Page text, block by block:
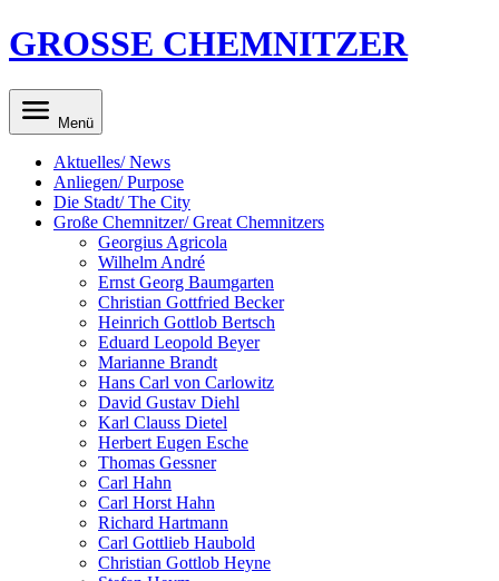
GROSSE CHEMNITZER
Menü
Aktuelles/ News
Anliegen/ Purpose
Die Stadt/ The City
Große Chemnitzer/ Great Chemnitzers
Georgius Agricola
Wilhelm André
Ernst Georg Baumgarten
Christian Gottfried Becker
Heinrich Gottlob Bertsch
Eduard Leopold Beyer
Marianne Brandt
Hans Carl von Carlowitz
David Gustav Diehl
Karl Clauss Dietel
Herbert Eugen Esche
Thomas Gessner
Carl Hahn
Carl Horst Hahn
Richard Hartmann
Carl Gottlieb Haubold
Christian Gottlob Heyne